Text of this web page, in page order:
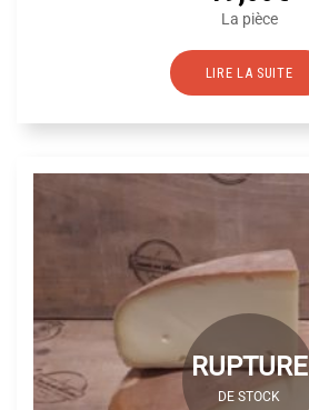
La pièce
LIRE LA SUITE
RUPTURE
DE STOCK